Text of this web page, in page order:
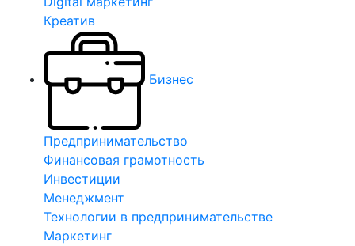
Креатив
Бизнес
Предпринимательство
Финансовая грамотность
Инвестиции
Менеджмент
Технологии в предпринимательстве
Маркетинг